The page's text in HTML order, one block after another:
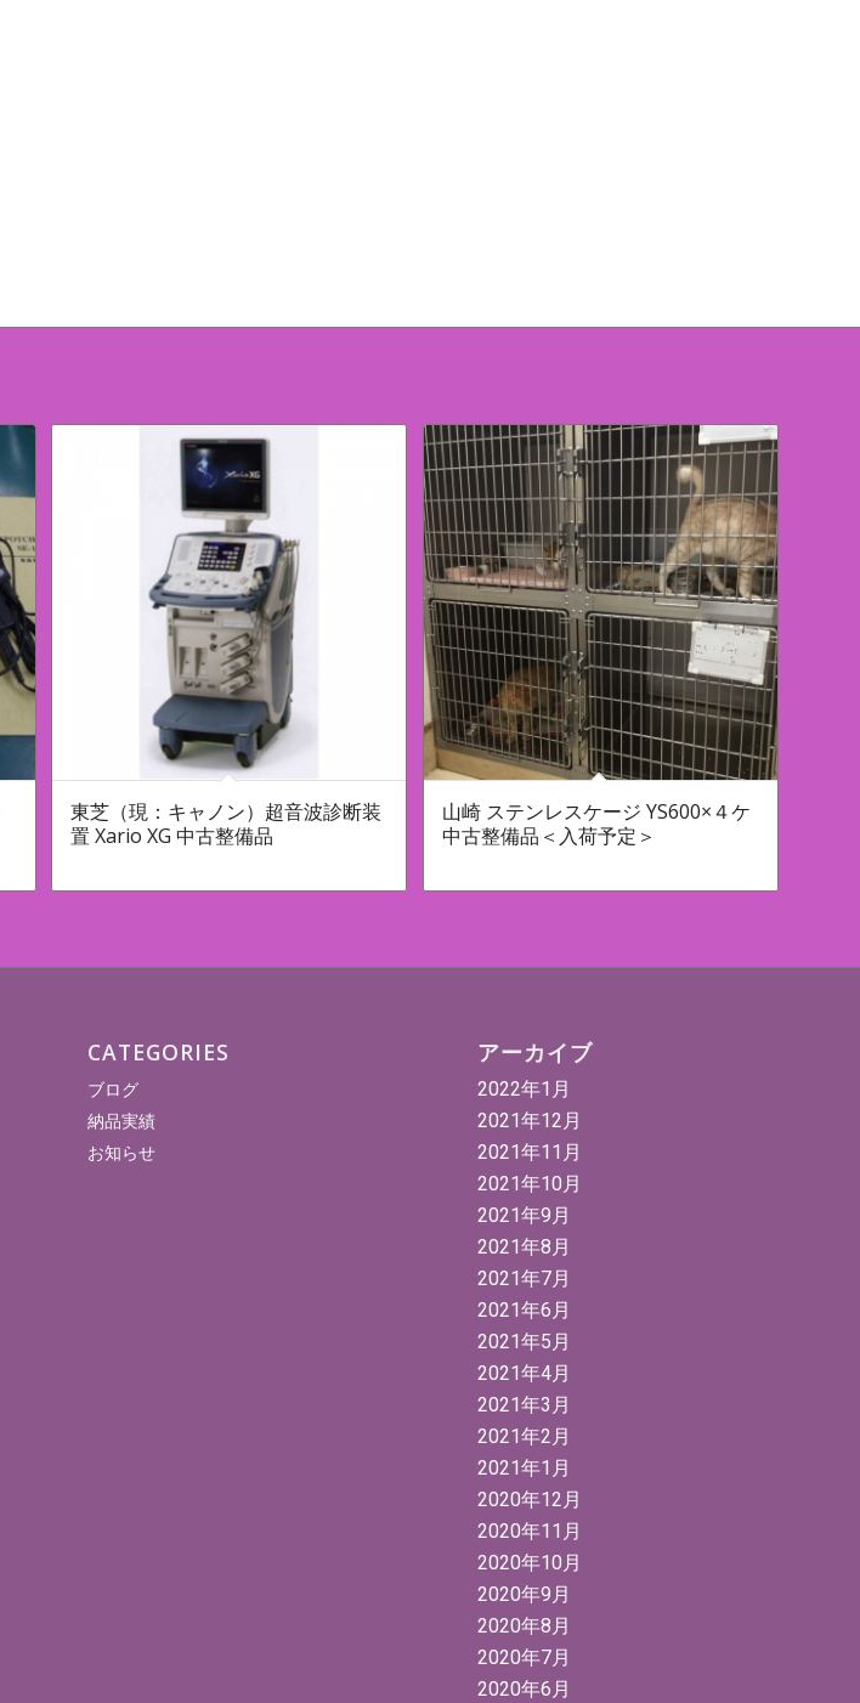
東芝（現：キャノン）超音波診断装
置 Xario XG 中古整備品
山崎 ステンレスケージ YS600×４ケ
中古整備品＜入荷予定＞
CATEGORIES
ブログ
納品実績
お知らせ
アーカイブ
2022年1月
2021年12月
2021年11月
2021年10月
2021年9月
2021年8月
2021年7月
2021年6月
2021年5月
2021年4月
2021年3月
2021年2月
2021年1月
2020年12月
2020年11月
2020年10月
2020年9月
2020年8月
2020年7月
2020年6月